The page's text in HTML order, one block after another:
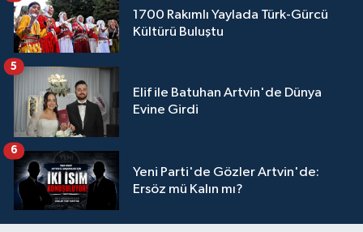
1700 Rakımlı Yaylada Türk-Gürcü
Kültürü Buluştu
Elif ile Batuhan Artvin'de Dünya
Evine Girdi
5
Yeni Parti'de Gözler Artvin'de:
Ersöz mü Kalın mı?
6